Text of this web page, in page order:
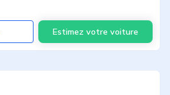
Estimez votre voiture